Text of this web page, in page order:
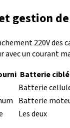
gestion
220V
un courant
Batterie
Batterie
Batterie
Les deux